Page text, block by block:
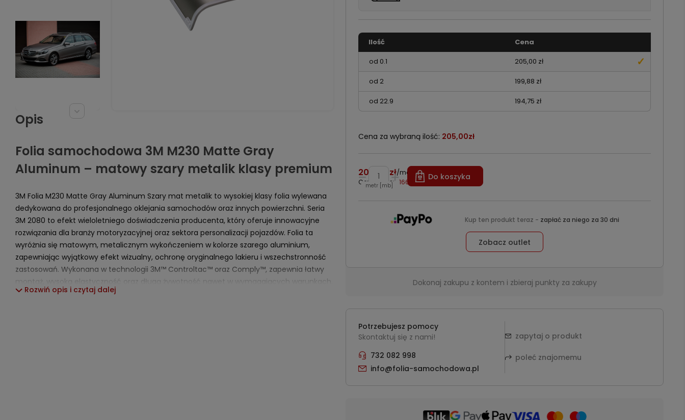
Opis
Folia samochodowa 3M M230 Matte Gray
Aluminum – matowy szary metalik klasy premium
3M Folia M230 Matte Gray Aluminum Szary mat metalik to wysokiej klasy folia wylewana
dedykowana do profesjonalnego oklejania samochodów oraz innych powierzchni. Seria
3M 2080 to efekt wieloletniego doświadczenia producenta, który oferuje innowacyjne
rozwiązania dla branży motoryzacyjnej oraz sektora personalizacji pojazdów. Folia ta
wyróżnia się matowym, metalicznym wykończeniem w kolorze szarego aluminium,
zapewniając wyjątkowy efekt wizualny, ochronę oryginalnego lakieru i wszechstronność
zastosowań. Wykonana w technologii 3M™ Controltac™ oraz Comply™, zapewnia łatwy
montaż, wysoką elastyczność oraz długą żywotność nawet w wymagających warunkach.
Rozwiń opis i czytaj dalej
Ilość
Cena
od 0.1
205,00 zł
od 2 199,88 zł
od 22.9 194,75 zł
Cena za wybraną ilość: 205,00zł
205,00 zł/metr [mb]
Cena netto: 166,67 zł
metr [mb]
Do koszyka
Kup ten produkt teraz - zapłać za niego za 30 dni
Zobacz outlet
Dokonaj zakupu z kontem i zbieraj punkty za zakupy
Potrzebujesz pomocy
Skontaktuj się z nami!
732 082 998
info@folia-samochodowa.pl
zapytaj o produkt
poleć znajomemu